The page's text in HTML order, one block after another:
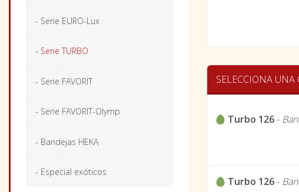
SELECCIONA
Turbo 126-
Turbo 126-
- Serie EURO-Lux
- Serie TURBO
- Serie FAVORIT
- Serie FAVORIT-Olymp
- Bandejas HEKA
- Especial exóticos